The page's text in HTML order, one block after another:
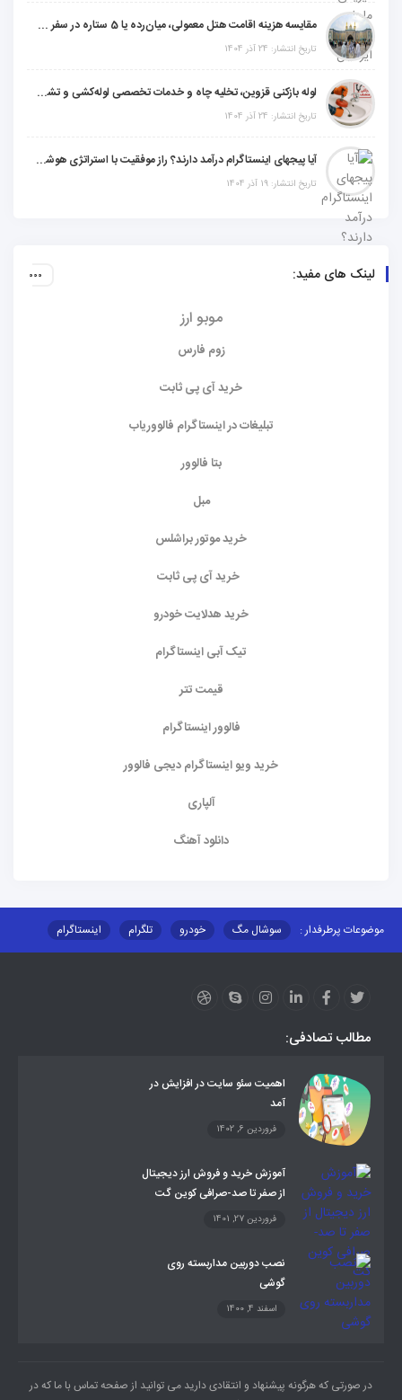
مقایسه هزینه اقامت هتل معمولی، میان‌رده یا 5 ستاره در سفر زیارتی عراق
تاریخ انتشار: 24 آذر 1404
لوله بازکنی قزوین، تخلیه چاه و خدمات تخصصی لوله‌کشی و تشخیص ترکیدگی
تاریخ انتشار: 24 آذر 1404
آیا پیجهای اینستاگرام درآمد دارند؟ راز موفقیت با استراتژی هوشمندانه
تاریخ انتشار: 19 آذر 1404
لینک های مفید:
موبو ارز
زوم فارس
خرید آی پی ثابت
تبلیغات در اینستاگرام فالووریاب
بتا فالوور
مبل
خرید موتور براشلس
خرید آی پی ثابت
خرید هدلایت خودرو
تیک آبی اینستاگرام
قیمت تتر
فالوور اینستاگرام
خرید ویو اینستاگرام دیجی فالوور
آلپاری
دانلود آهنگ
موضوعات پرطرفدار : سوشال مگ خودرو تلگرام
اینستاگرام
مطالب تصادفی:
اهمیت سئو سایت در افزایش در
آمد
فروردین 6, 1402
آموزش خرید و فروش ارز دیجیتال
از صفر تا صد-صرافی کوین گت
فروردین 27, 1401
نصب دوربین مداربسته روی
گوشی
اسفند 4, 1400
در صورتی که هرگونه پیشنهاد و انتقادی دارید می توانید از صفحه تماس با ما که در